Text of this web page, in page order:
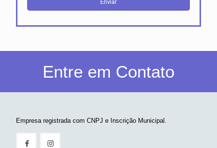
Entre em Contato
Empresa registrada com CNPJ e Inscrição Municipal.